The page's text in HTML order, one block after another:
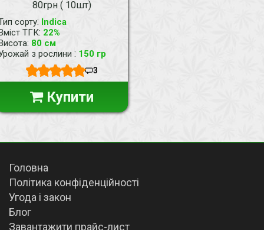
80грн ( 10шт)
сорту: Indica
ТГК: 22%
: 80 см
з рослини : 150 гр
3
Купити
Головна
Політика конфіденційності
Угода і закон
Блог
Завантажити прайс-лист